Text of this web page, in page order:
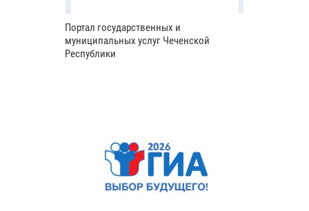
Портал государственных и
муниципальных услуг Чеченской
Республики